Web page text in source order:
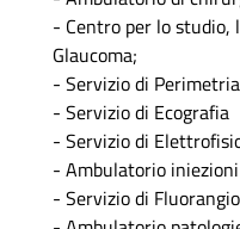
- Centro per lo studio,
Glaucoma;
- Servizio di Perimetria
- Servizio di Ecografia
- Servizio di
- Ambulatorio
- Servizio di